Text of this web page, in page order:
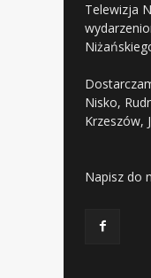
Telewizja
Nisko,
Krzeszów,
Napisz do